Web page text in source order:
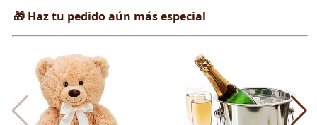
🎁 Haz tu pedido aún más especial